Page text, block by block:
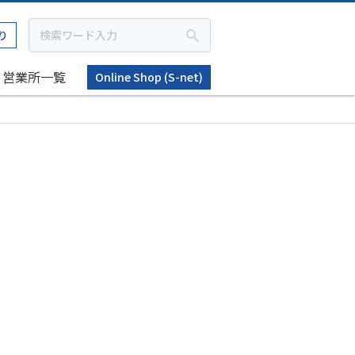
営業所一覧
Online Shop (S-net)